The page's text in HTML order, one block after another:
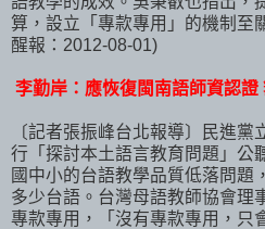
算，設立「專款專用」的機制至
醒報：2012-08-01)
李勤岸：應恢復閩南語師資認
〔記者張振峰台北報導〕民進
行「探討本土語言教育問題」公
國中小的台語教學品質低落問題
多少台語。台灣母語教師協會理
專款專用，「沒有專款專用，只